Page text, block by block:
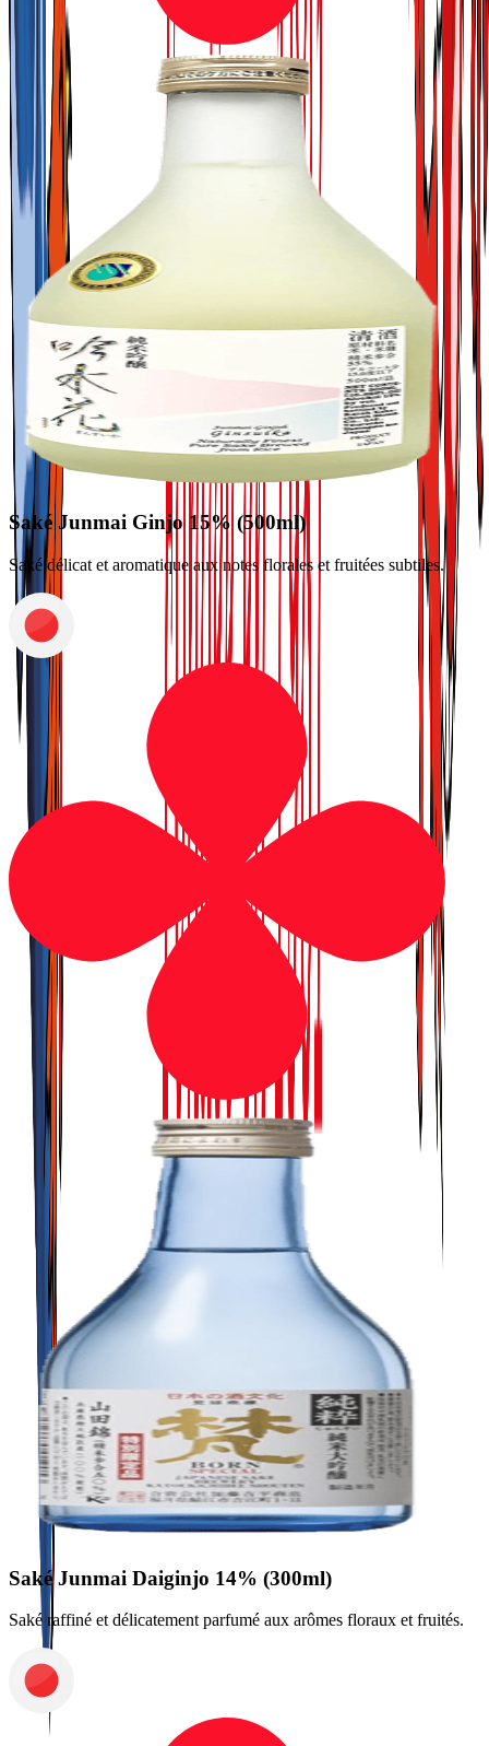
Saké Junmai Ginjo 15% (500ml)
Saké délicat et aromatique aux notes florales et fruitées subtiles.
Saké Junmai Daiginjo 14% (300ml)
Saké raffiné et délicatement parfumé aux arômes floraux et fruités.